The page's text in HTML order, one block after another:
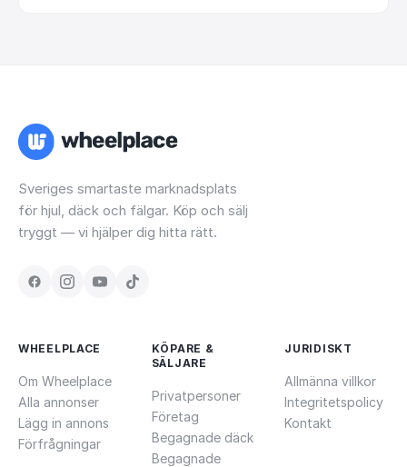
Sveriges smartaste marknadsplats
för hjul, däck och fälgar. Köp och sälj
tryggt — vi hjälper dig hitta rätt.
WHEELPLACE
Om Wheelplace
Alla annonser
Lägg in annons
Förfrågningar
KÖPARE &
SÄLJARE
Privatpersoner
Företag
Begagnade däck
Begagnade
JURIDISKT
Allmänna villkor
Integritetspolicy
Kontakt